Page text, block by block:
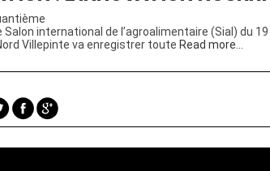
Salon international de l’agroalimentaire (Sial) du 19
Villepinte va enregistrer toute Read more…